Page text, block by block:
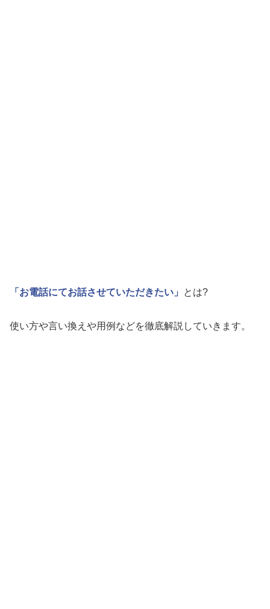
「お電話にてお話させていただきたい」 とは?
使い方や言い換えや用例などを徹底解説していきます。